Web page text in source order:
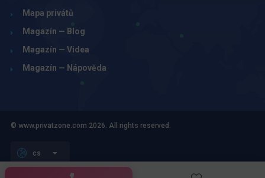
Mapa privátů
Magazín — Blog
Magazín — Videa
Magazín — Nápověda
© www.privatzone.com 2026. All rights reserved.
cs
Obchodní podmínky pro inzerenty, tvůrce a uživatele webu